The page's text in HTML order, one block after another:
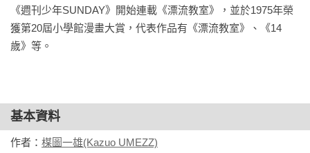
《週刊少年SUNDAY》開始連載《漂流教室》，並於1975年榮
獲第20屆小學館漫畫大賞，代表作品有《漂流教室》、《14
歲》等。
基本資料
作者： 楳圖一雄(Kazuo UMEZZ)